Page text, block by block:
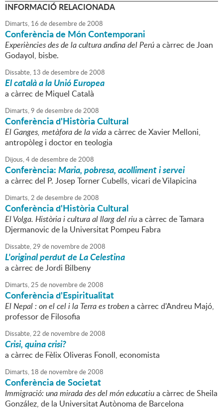
INFORMACIÓ RELACIONADA
Dimarts, 16 dedesembrede2008
Conferència de Món Contemporani
Experiències des de la cultura andina del Perúa càrrec de Joan
Godayol, bisbe.
Dissabte, 13 dedesembrede2008
El català a la Unió Europea
a càrrec de Miquel Català
Dimarts,9 dedesembrede2008
Conferència d'Història Cultural
El Ganges, metàfora de la vidaa càrrec de Xavier Melloni,
antropòleg i doctor en teologia
Dijous,4dedesembrede2008
Conferència:Maria, pobresa, acolliment i servei
a càrrec del P. Josep Torner Cubells, vicari de Vilapicina
Dimarts,2 dedesembrede2008
Conferència d'Història Cultural
El Volga. Història i cultura al llarg del riua càrrec de Tamara
Djermanovic de la Universitat Pompeu Fabra
Dissabte,29 de novembrede2008
L'original perdut de La Celestina
a càrrec de Jordi Bilbeny
Dimarts,25 de novembrede2008
Conferència d'Espiritualitat
El Nepal : on el cel i la Terra es trobena càrrec d'Andreu Majó,
professor de Filosofia
Dissabte,22 de novembrede2008
Crisi, quina crisi?
a càrrec de Fèlix Oliveras Fonoll, economista
Dimarts, 18 de novembrede2008
Conferència de Societat
Immigració: una mirada des del món educatiua càrrec de Sheila
González, de la Universitat Autònoma de Barcelona